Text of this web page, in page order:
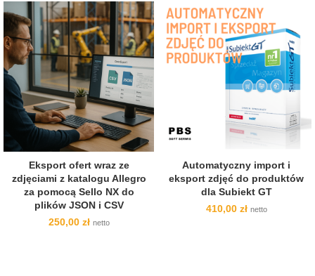
Eksport ofert wraz ze
zdjęciami z katalogu Allegro
za pomocą Sello NX do
plików JSON i CSV
250,00 zł netto
Automatyczny import i
eksport zdjęć do produktów
dla Subiekt GT
410,00 zł netto